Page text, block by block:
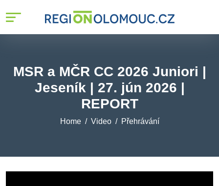
MSR a MČR CC 2026 Juniori |
Jeseník | 27. jún 2026 |
REPORT
Home Video Přehrávání